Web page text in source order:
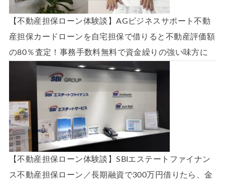
【不動産担保ローン体験談】AGビジネスサポート不動
産担保カードローンを自宅担保で借りると不動産評価額
の80％査定！事務手数料無料で資金繰りの強い味方に
【不動産担保ローン体験談】SBIエステートファイナン
ス不動産担保ローン／長期融資で300万円借りたら、金